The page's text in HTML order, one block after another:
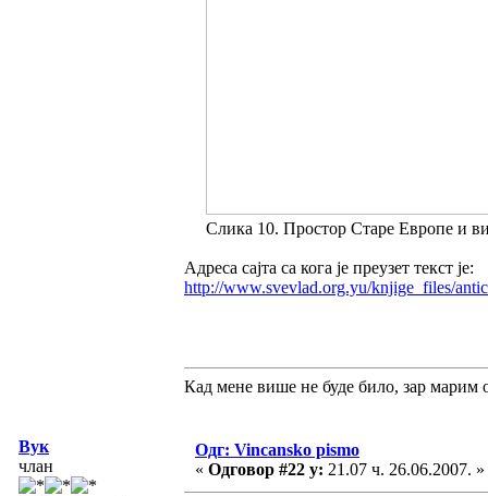
Слика 10. Простор Старе Европе и
Адреса сајта са кога је преузет текст је:
http://www.svevlad.org.yu/knjige_files/
Кад мене више не буде било, зар марим
Вук
члан
Одг: Vincansko pismo
« Одговор #22 у: 21.07 ч. 26.06.2007. »